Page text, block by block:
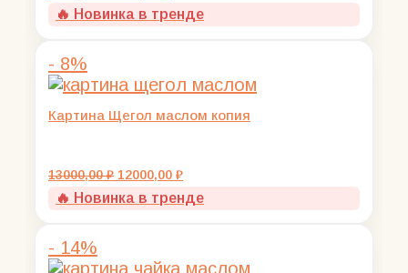
составляла3000,00 ₽.
🔥 Новинка в тренде
- 8%
Картина Щегол маслом копия
13000,00₽ Первоначальная
составляла
12000,00 ₽Текущая
12000,00 ₽.
🔥 Новинка в тренде
- 14%